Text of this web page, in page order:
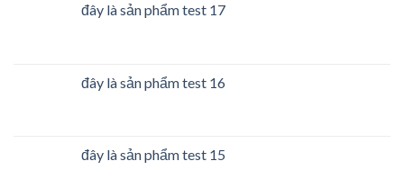
đây là sản phẩm test 17
đây là sản phẩm test 16
đây là sản phẩm test 15